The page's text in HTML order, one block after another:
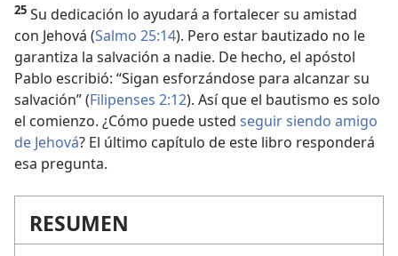
25 Su dedicación lo ayudará a fortalecer su amistad
con Jehová (Salmo 25:14). Pero estar bautizado no le
garantiza la salvación a nadie. De hecho, el apóstol
Pablo escribió: “Sigan esforzándose para alcanzar su
salvación” (Filipenses 2:12). Así que el bautismo es solo
el comienzo. ¿Cómo puede usted seguir siendo amigo
de Jehová? El último capítulo de este libro responderá
esa pregunta.
RESUMEN